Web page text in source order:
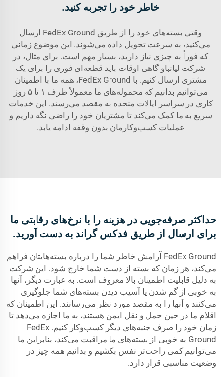
خاطر خود را تجربه کنید.
وقتی بسته‌های خود را از طریق FedEx Ground ارسال
می‌کنید، به سرعت تحویل داده می‌شوند. این موضوع زمانی
که فوراً به چیزی نیاز دارید، بسیار مهم است. برای مثال، در
شرکت لیانباو گاهی اوقات باید قطعه‌ای فوری را برای یک
مشتری ارسال کنیم. با FedEx Ground، همه ما با اطمینان
می‌توانیم بدانیم که محموله‌های ما معمولاً ظرف ۱ تا ۵ روز
کاری در سراسر ایالات متحده به مقصد می‌رسند. این خدمات
سریع به ما کمک می‌کند تا مشتریان خود را راضی نگه داریم و
عملیات کسب‌وکارمان بدون وقفه ادامه یابد.
حداکثر صرفه‌جویی در هزینه را با نرخ‌های رقابتی ما
برای ارسال از طریق فدکس گراند به دست آورید.
FedEx Ground آرامش خاطر شما را درباره بسته‌هایتان فراهم
می‌کند، هر زمان که بسته از دست شما خارج شود. این شرکت
به دلیل قابلیت اطمینان بالا معروف است. به عبارت دیگر، آنها
به خوبی از گم شدن یا آسیب دیدن بسته‌های شما جلوگیری
می‌کنند و آنها را به مقصد مورد نظر می‌رسانند. این اطمینان که
اقلام ما در حین حمل و نقل ایمن هستند، به ما اجازه می‌دهد تا
زمان خود را صرف جنبه‌های دیگر کسب‌وکار کنیم. FedEx
Ground به خوبی از بسته‌های ما مراقبت می‌کند، بنابراین ما
می‌توانیم کمی راحت‌تر نفس بکشیم و بدانیم همه چیز در
وضعیت مناسبی قرار دارد.